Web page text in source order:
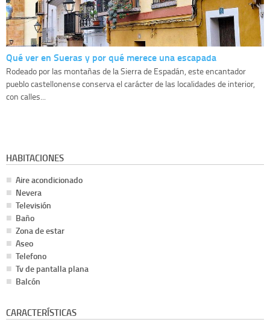
Qué ver en Sueras y por qué merece una escapada
Rodeado por las montañas de la Sierra de Espadán, este encantador
pueblo castellonense conserva el carácter de las localidades de interior,
con calles...
HABITACIONES
Aire acondicionado
Nevera
Televisión
Baño
Zona de estar
Aseo
Telefono
Tv de pantalla plana
Balcón
CARACTERÍSTICAS